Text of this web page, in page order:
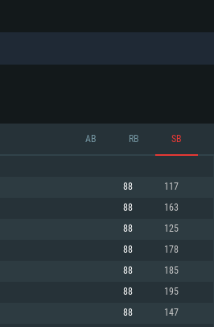
SYSTÈME REQUISE
AB RB SB
88 117
88 163
88 125
88 178
88 185
88 195
88 147